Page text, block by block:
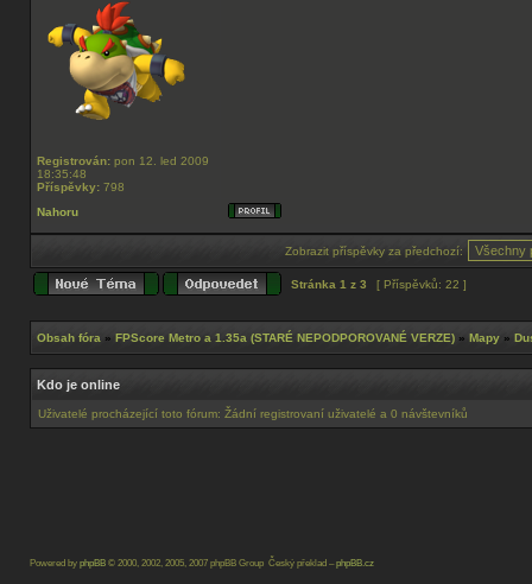
Registrován: pon 12. led 2009
18:35:48
Příspěvky: 798
Nahoru
Zobrazit příspěvky za předchozí:
Stránka 1 z 3 [ Příspěvků: 22 ]
Obsah fóra » FPScore Metro a 1.35a (STARÉ NEPODPOROVANÉ VERZE) » Mapy »
Kdo je online
Uživatelé procházející toto fórum: Žádní registrovaní uživatelé a 0 návštevníků
Powered by phpBB © 2000, 2002, 2005, 2007 phpBB Group Český překlad –phpBB.cz